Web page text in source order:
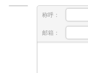
称呼：
邮箱：